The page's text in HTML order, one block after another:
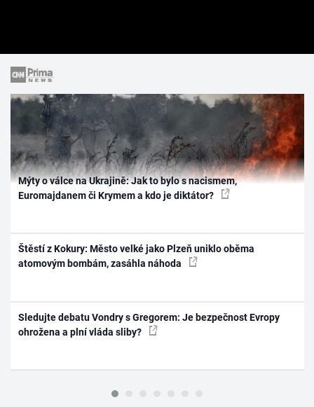
Mýty o válce na Ukrajině: Jak to bylo s nacismem,
Euromajdanem či Krymem a kdo je diktátor?
Štěstí z Kokury: Město velké jako Plzeň uniklo oběma
atomovým bombám, zasáhla náhoda
Sledujte debatu Vondry s Gregorem: Je bezpečnost Evropy
ohrožena a plní vláda sliby?